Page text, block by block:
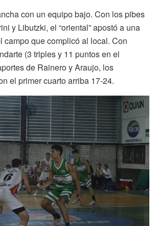
con un equipo bajo. Con los pibes
y Libutzki, el “oriental” apostó a una
campo que complicó al local. Con
(3 triples y 11 puntos en el
de Rainero y Araujo, los
el primer cuarto arriba 17-24.